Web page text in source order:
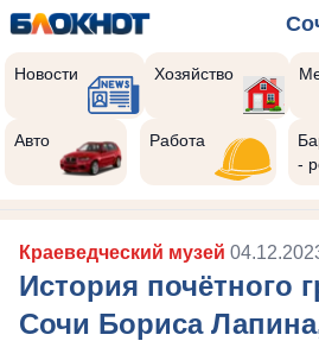
Новости Хозяйство
Авто Работа
-
Краеведческий музей
История почётного
Сочи Бориса